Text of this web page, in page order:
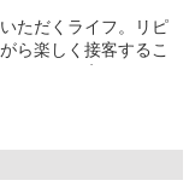
ただくライフ。リピ
ら楽しく接客するこ
が生まれます。接客